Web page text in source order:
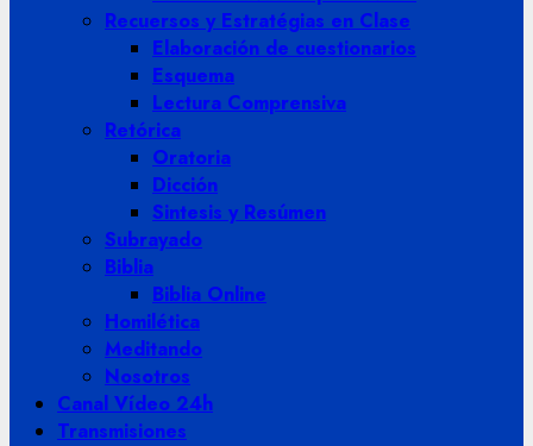
Recuersos y Estratégias en Clase
Elaboración de cuestionarios
Esquema
Lectura Comprensiva
Retórica
Oratoria
Dicción
Sintesis y Resúmen
Subrayado
Biblia
Biblia Online
Homilética
Meditando
Nosotros
Canal Vídeo 24h
Transmisiones